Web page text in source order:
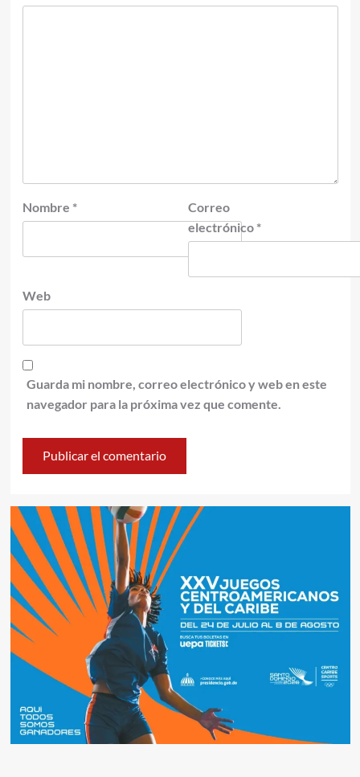
Nombre *
Correo
electrónico *
Web
Guarda mi nombre, correo electrónico y web en este
navegador para la próxima vez que comente.